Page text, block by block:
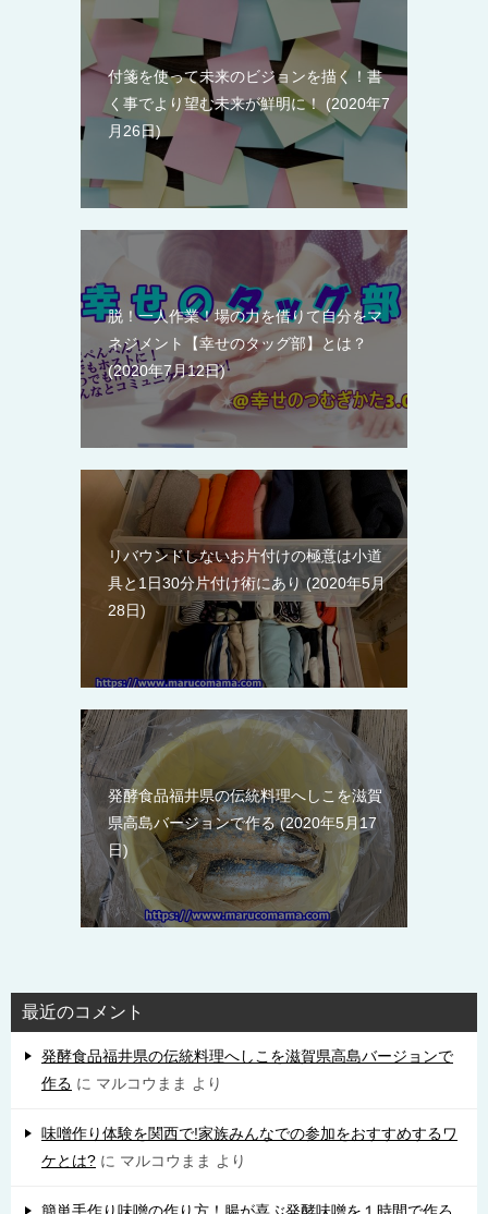
付箋を使って未来のビジョンを描く！書
く事でより望む未来が鮮明に！
2020年7
月26日
脱！一人作業！場の力を借りて自分をマ
ネジメント【幸せのタッグ部】とは？
2020年7月12日
リバウンドしないお片付けの極意は小道
具と1日30分片付け術にあり 2020年5月
28日
発酵食品福井県の伝統料理へしこを滋賀
県高島バージョンで作る 2020年5月17
日
最近のコメント
発酵食品福井県の伝統料理へしこを滋賀県高島バージョンで
作る に マルコウまま より
味噌作り体験を関西で!家族みんなでの参加をおすすめするワ
ケとは? に マルコウまま より